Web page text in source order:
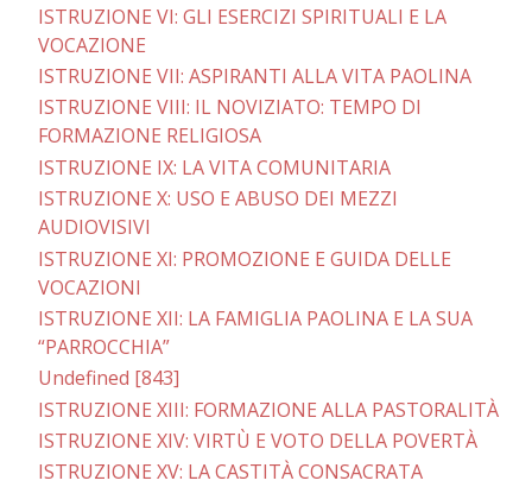
ISTRUZIONE VI: GLI ESERCIZI SPIRITUALI E LA
VOCAZIONE
ISTRUZIONE VII: ASPIRANTI ALLA VITA PAOLINA
ISTRUZIONE VIII: IL NOVIZIATO: TEMPO DI
FORMAZIONE RELIGIOSA
ISTRUZIONE IX: LA VITA COMUNITARIA
ISTRUZIONE X: USO E ABUSO DEI MEZZI
AUDIOVISIVI
ISTRUZIONE XI: PROMOZIONE E GUIDA DELLE
VOCAZIONI
ISTRUZIONE XII: LA FAMIGLIA PAOLINA E LA SUA
“PARROCCHIA”
Undefined [843]
ISTRUZIONE XIII: FORMAZIONE ALLA PASTORALITÀ
ISTRUZIONE XIV: VIRTÙ E VOTO DELLA POVERTÀ
ISTRUZIONE XV: LA CASTITÀ CONSACRATA